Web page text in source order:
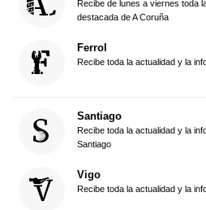
Recibe de lunes a viernes toda
destacada de A Coruña
Ferrol
Recibe toda la actualidad y la
Santiago
Recibe toda la actualidad y la
Santiago
Vigo
Recibe toda la actualidad y la